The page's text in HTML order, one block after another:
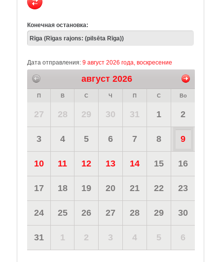
Конечная остановка:
Дата отправления: 9 август 2026 года, воскресение
август 2026
П В С Ч П С Во
27 28 29 30 31 1 2
3 4 5 6 7 8 9
10 11 12 13 14 15 16
17 18 19 20 21 22 23
24 25 26 27 28 29 30
31 1 2 3 4 5 6